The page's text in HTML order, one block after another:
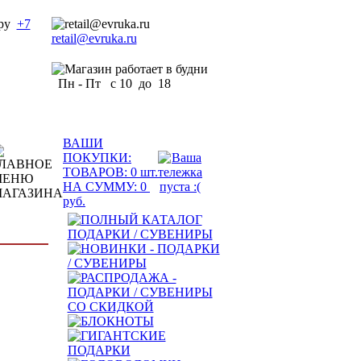
+7
retail@evruka.ru
Пн - Пт с 10 до 18
ВАШИ
ПОКУПКИ:
ТОВАРОВ: 0 шт.
НА СУММУ: 0
руб.